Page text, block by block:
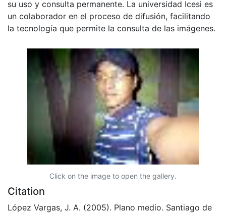
su uso y consulta permanente. La universidad Icesi es
un colaborador en el proceso de difusión, facilitando
la tecnología que permite la consulta de las imágenes.
Click on the image to open the gallery.
Citation
López Vargas, J. A. (2005). Plano medio. Santiago de